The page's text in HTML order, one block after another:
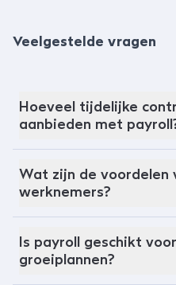
Veelgestelde vragen
Hoeveel tijdelijke
aanbieden met
Wat zijn de voordelen
werknemers?
Is payroll geschikt
groeiplannen?